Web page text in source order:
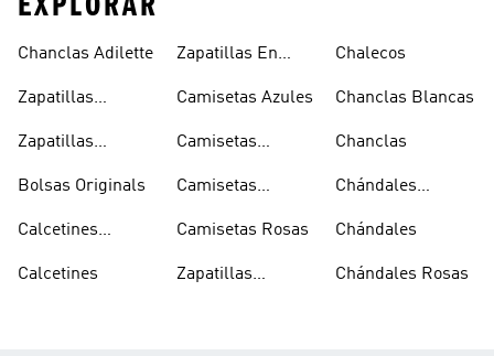
Chanclas Adilette
Zapatillas
Zapatillas
Blancas
Bolsas Originals
Calcetines
Blancos
Calcetines
Zapatillas En
Camisetas Azules
Camisetas
Camisetas
Camisetas Rosas
Zapatillas
Chalecos
Chanclas Blancas
Chanclas
Chándales
Chándales
Chándales Rosas